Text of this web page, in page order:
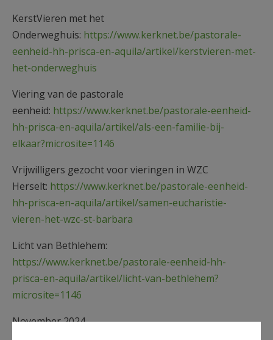
KerstVieren met het
Onderweghuis: https://www.kerknet.be/pastorale-
eenheid-hh-prisca-en-aquila/artikel/kerstvieren-met-
het-onderweghuis
Viering van de pastorale
eenheid: https://www.kerknet.be/pastorale-eenheid-
hh-prisca-en-aquila/artikel/als-een-familie-bij-
elkaar?microsite=1146
Vrijwilligers gezocht voor vieringen in WZC
Herselt: https://www.kerknet.be/pastorale-eenheid-
hh-prisca-en-aquila/artikel/samen-eucharistie-
vieren-het-wzc-st-barbara
Licht van Bethlehem:
https://www.kerknet.be/pastorale-eenheid-hh-
prisca-en-aquila/artikel/licht-van-bethlehem?
microsite=1146
November 2024